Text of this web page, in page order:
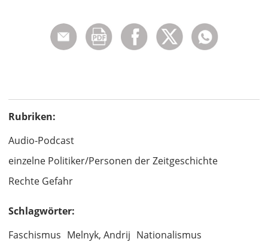
Rubriken:
Audio-Podcast
einzelne Politiker/Personen der Zeitgeschichte
Rechte Gefahr
Schlagwörter:
Faschismus Melnyk, Andrij Nationalismus